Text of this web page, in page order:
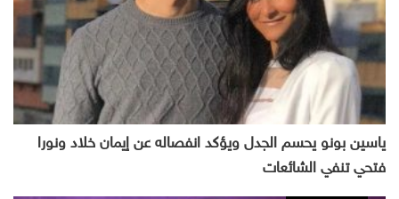
ياسين بونو يحسم الجدل ويؤكد انفصاله عن إيمان خلاد ونورا
فتحي تنفي الشائعات